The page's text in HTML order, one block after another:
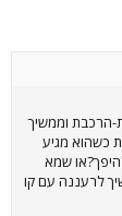
הרכבת וממשיך
בתחנת-הרכבת כשהוא מגיע
שמא
לרעננה עם קו